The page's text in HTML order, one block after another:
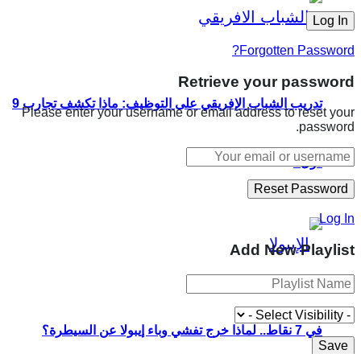
تدريب الشباب الإفريقي على التوظيف: ماذا تكشف تجارب 9
دول؟
في 7 نقاط.. لماذا خرج تفشي وباء إيبولا عن السيطرة؟
Forgotten Password?
Retrieve your password
Please enter your username or email address to reset your
password.
Log In
Add New Playlist